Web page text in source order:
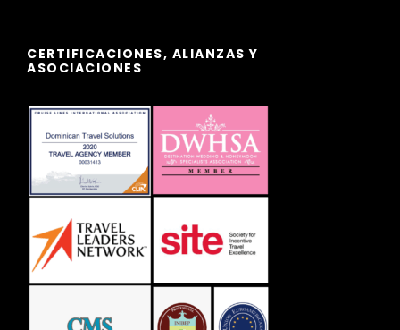
CERTIFICACIONES, ALIANZAS Y
ASOCIACIONES